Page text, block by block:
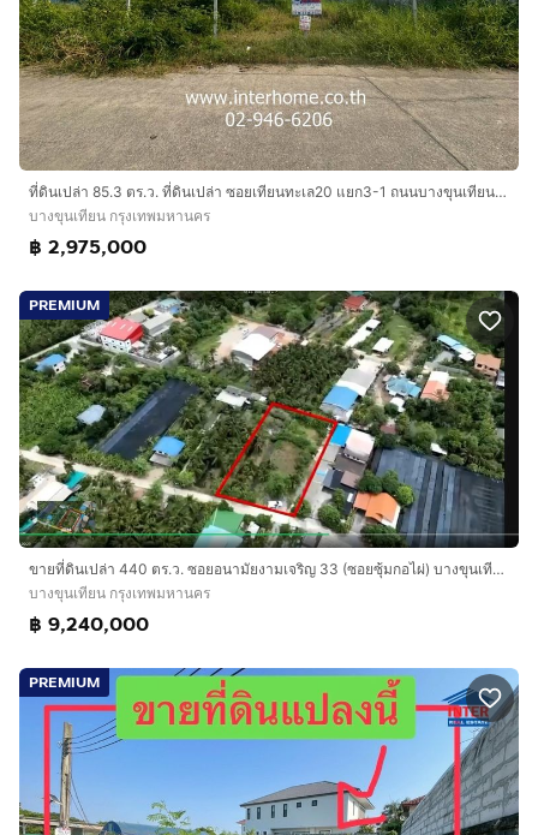
ที่ดินเปล่า 85.3 ตร.ว. ที่ดินเปล่า ซอยเทียนทะเล20 แยก3-1 ถนนบางขุนเทียน ถนนเทียนทะเล20 เขตบางขุนเทียน กรุงเทพมหานคร
บางขุนเทียน กรุงเทพมหานคร
฿ 2,975,000
PREMIUM
ขายที่ดินเปล่า 440 ตร.ว. ซอยอนามัยงามเจริญ 33 (ซอยซุ้มกอไผ่) บางขุนเทียน ทำเลศักยภาพ ใกล้โครงการแสนสิริ
บางขุนเทียน กรุงเทพมหานคร
฿ 9,240,000
PREMIUM